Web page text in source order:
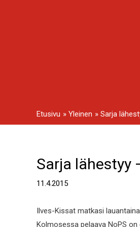
Etusivu Yleinen Sarja
Sarja lähestyy
11.4.2015
Ilves-Kissat matkasi
Kolmosessa pelaava NoPS
Artikkelien